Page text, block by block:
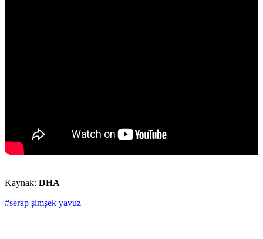
Kaynak: DHA
#serap şimşek yavuz